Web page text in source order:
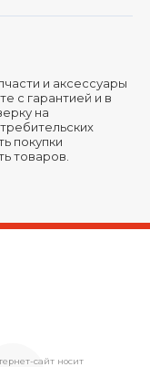
и аксессуары
с гарантией и в
на
покупки
товаров.
сайт носит